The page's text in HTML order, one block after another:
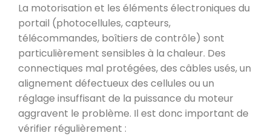
La motorisation et les éléments électroniques du
portail (photocellules, capteurs,
télécommandes, boîtiers de contrôle) sont
particulièrement sensibles à la chaleur. Des
connectiques mal protégées, des câbles usés, un
alignement défectueux des cellules ou un
réglage insuffisant de la puissance du moteur
aggravent le problème. Il est donc important de
vérifier régulièrement :